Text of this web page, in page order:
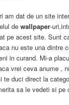
am dat de un site
dewallpaper-
pe acest site. Sunt
nu este una dintre
in curand. Mi-a
vrei ceva anume ,
te duci direct la
sa le vedeti si pe